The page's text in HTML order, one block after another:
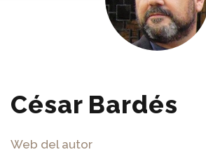
César Bardés
Web del autor